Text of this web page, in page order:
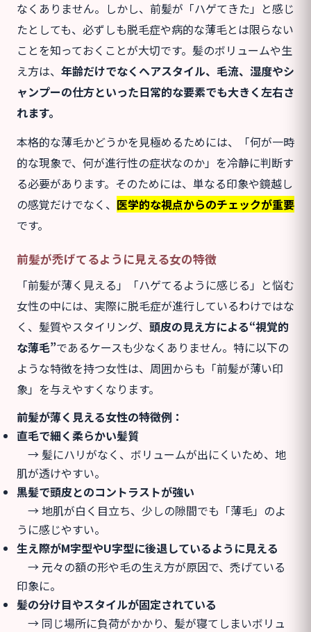
なくありません。しかし、前髪が「ハゲてきた」と感じ
たとしても、必ずしも脱毛症や病的な薄毛とは限らない
ことを知っておくことが大切です。髪のボリュームや生
え方は、 年齢だけでなくヘアスタイル、毛流、湿度やシ
ャンプーの仕方といった日常的な要素でも大きく左右さ
れます。
本格的な薄毛かどうかを見極めるためには、「何が一時
的な現象で、何が進行性の症状なのか」を冷静に判断す
る必要があります。そのためには、単なる印象や鏡越し
の感覚だけでなく、 医学的な視点からのチェックが重要
です。
前髪が禿げてるように見える女の特徴
「前髪が薄く見える」「ハゲてるように感じる」と悩む
女性の中には、実際に脱毛症が進行しているわけではな
く、髪質やスタイリング、 頭皮の見え方による“視覚的
な薄毛”であるケースも少なくありません。特に以下の
ような特徴を持つ女性は、周囲からも「前髪が薄い印
象」を与えやすくなります。
前髪が薄く見える女性の特徴例：
直毛で細く柔らかい髪質
→ 髪にハリがなく、ボリュームが出にくいため、地
肌が透けやすい。
黒髪で頭皮とのコントラストが強い
→ 地肌が白く目立ち、少しの隙間でも「薄毛」のよ
うに感じやすい。
生え際がM字型やU字型に後退しているように見える
→ 元々の額の形や毛の生え方が原因で、禿げている
印象に。
髪の分け目やスタイルが固定されている
→ 同じ場所に負荷がかかり、髪が寝てしまいボリュ